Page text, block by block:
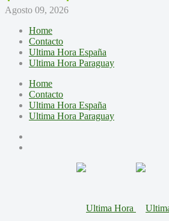
Agosto 09, 2026
Home
Contacto
Ultima Hora España
Ultima Hora Paraguay
Home
Contacto
Ultima Hora España
Ultima Hora Paraguay